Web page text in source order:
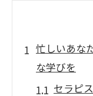
忙しいあな
な学びを
セラピ